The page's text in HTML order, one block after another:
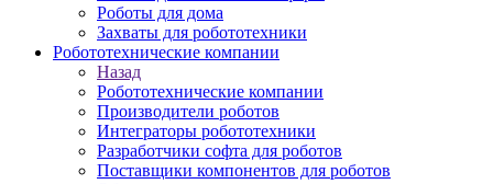
Роботы для дома
Захваты для робототехники
Робототехнические компании
Назад
Робототехнические компании
Производители роботов
Интеграторы робототехники
Разработчики софта для роботов
Поставщики компонентов для роботов